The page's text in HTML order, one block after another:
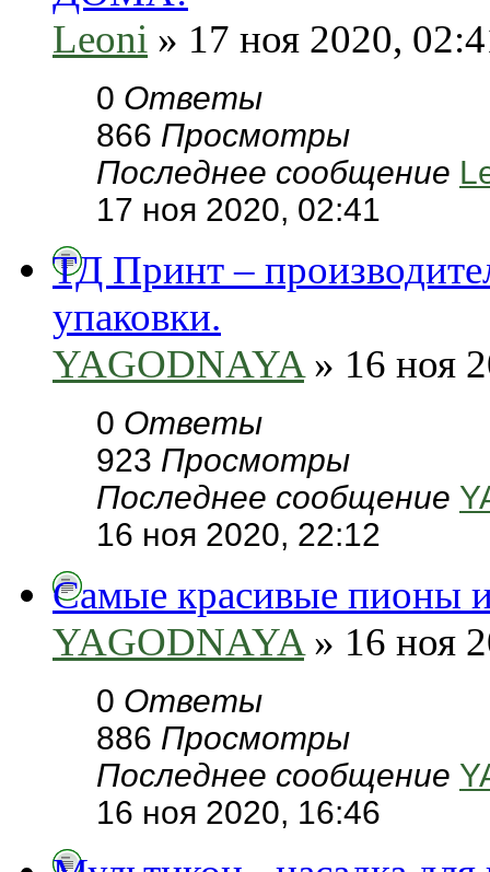
Leoni » 17 ноя 2020,
0 Ответы
866 Просмотры
Последнее сообщение
17 ноя 2020, 02:41
ТД Принт –
упаковки.
YAGODNAYA» 16 ноя
0 Ответы
923 Просмотры
Последнее сообщение
16 ноя 2020, 22:12
Самые красивые пионы
YAGODNAYA» 16 ноя
0 Ответы
886 Просмотры
Последнее сообщение
16 ноя 2020, 16:46